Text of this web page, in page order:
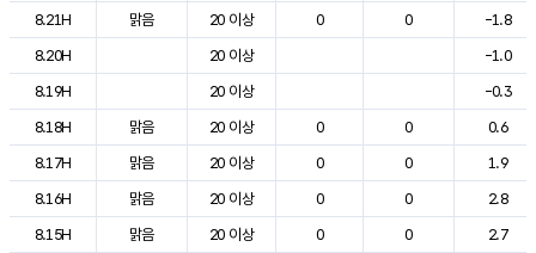
8.21H
맑음 20 이상 0 0
-1.8
8.20H
20 이상
-1.0
8.19H
20 이상
-0.3
8.18H
맑음 20 이상 0 0
0.6
8.17H
맑음 20 이상 0 0
1.9
8.16H
맑음 20 이상 0 0
2.8
8.15H
맑음 20 이상 0 0
2.7